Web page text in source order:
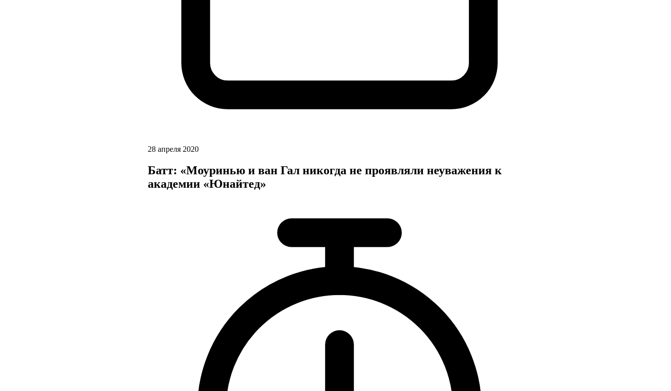
28 апреля 2020
Батт: «Моуринью и ван Гал никогда не проявляли неуважения к
академии «Юнайтед»